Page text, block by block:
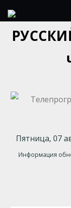
Пятница, 07
Информация